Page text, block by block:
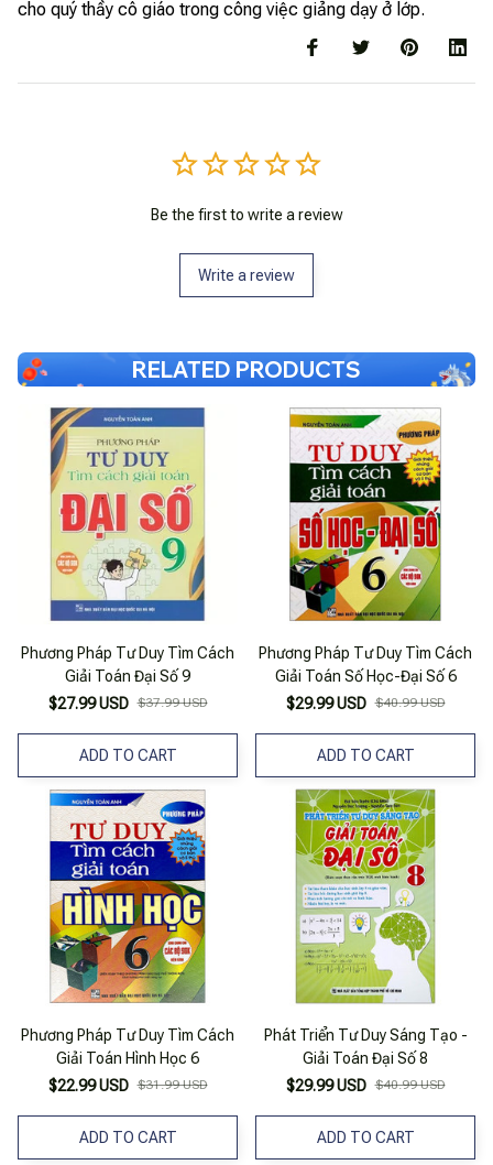
cho quý thầy cô giáo trong công việc giảng dạy ở lớp.
Be the first to write a review
Write a review
RELATED PRODUCTS
Phương Pháp Tư Duy Tìm Cách
Giải Toán Đại Số 9
$27.99 USD $37.99 USD
ADD TO CART
Phương Pháp Tư Duy Tìm Cách
Giải Toán Số Học-Đại Số 6
$29.99 USD $40.99 USD
ADD TO CART
Phương Pháp Tư Duy Tìm Cách
Giải Toán Hình Học 6
$22.99 USD $31.99 USD
ADD TO CART
Phát Triển Tư Duy Sáng Tạo -
Giải Toán Đại Số 8
$29.99 USD $40.99 USD
ADD TO CART